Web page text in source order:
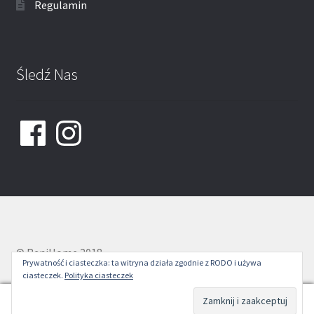
Regulamin
Śledź Nas
FacebookInstagram
© ReniHome 2018
0
Prywatność i ciasteczka: ta witryna działa zgodnie z RODO i używa
ciasteczek. Polityka ciasteczek